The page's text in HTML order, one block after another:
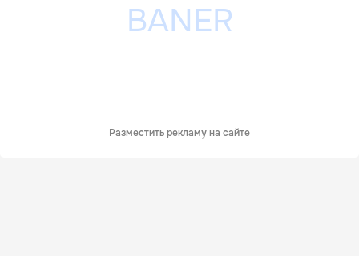
Разместить рекламу на сайте